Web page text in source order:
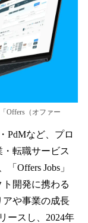
Offers（オファー
PdMなど、プロ
転職サービス
Offers Jobs」
開発に携わる
アや事業の成長
ースし、2024年